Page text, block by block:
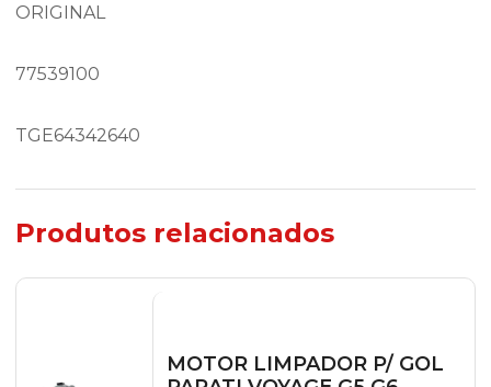
ORIGINAL
77539100
TGE64342640
Produtos relacionados
MOTOR LIMPADOR P/ GOL